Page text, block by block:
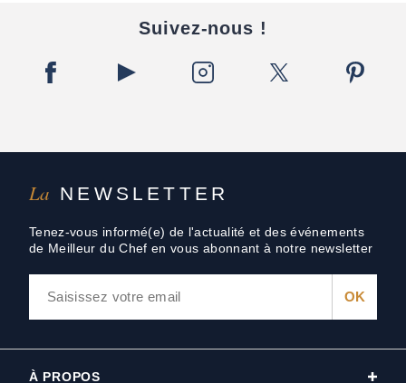
La NEWSLETTER
Tenez-vous informé(e) de l'actualité et des événements
de Meilleur du Chef en vous abonnant à notre newsletter
Suivez-nous !
À PROPOS